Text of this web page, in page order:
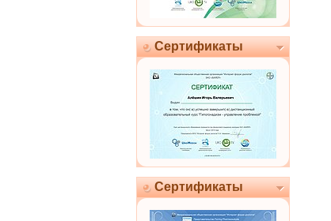
Сертификаты
Сертификаты